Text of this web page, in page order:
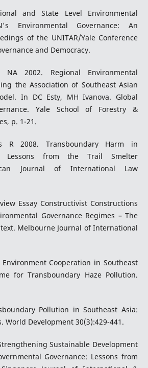
and State Level Environmental
Environmental Governance: An
of the UNITAR/Yale Conference
and Democracy.
NA 2002. Regional Environmental
the Association of Southeast Asian
In DC Esty, MH Ivanova. Global
Yale School of Forestry &
p. 1-21.
R 2008. Transboundary Harm in
Lessons from the Trail Smelter
Journal of International Law
Essay Constructivist Constructions
Governance Regimes – The
Melbourne Journal of International
Cooperation in Southeast
for Transboundary Haze Pollution.
Pollution in Southeast Asia:
World Development 30(3):429-441.
Sustainable Development
Governance: Lessons from